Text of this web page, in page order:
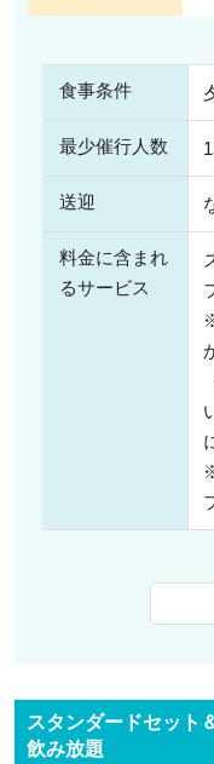
食事条件
最少催行人数
送迎
料金に含まれ
るサービス
スタンダードセット
飲み放題